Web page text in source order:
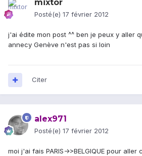
mixtor
Posté(e) 17 février 2012
j'ai édite mon post ^^ ben je peux y aller
annecy Genève n'est pas si loin
Citer
alex971
Posté(e) 17 février 2012
moi j'ai fais PARIS->>BELGIQUE pour